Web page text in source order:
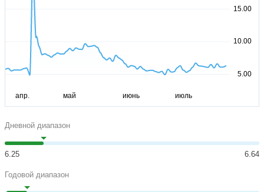
Дневной диапазон
6.25 6.64
Годовой диапазон